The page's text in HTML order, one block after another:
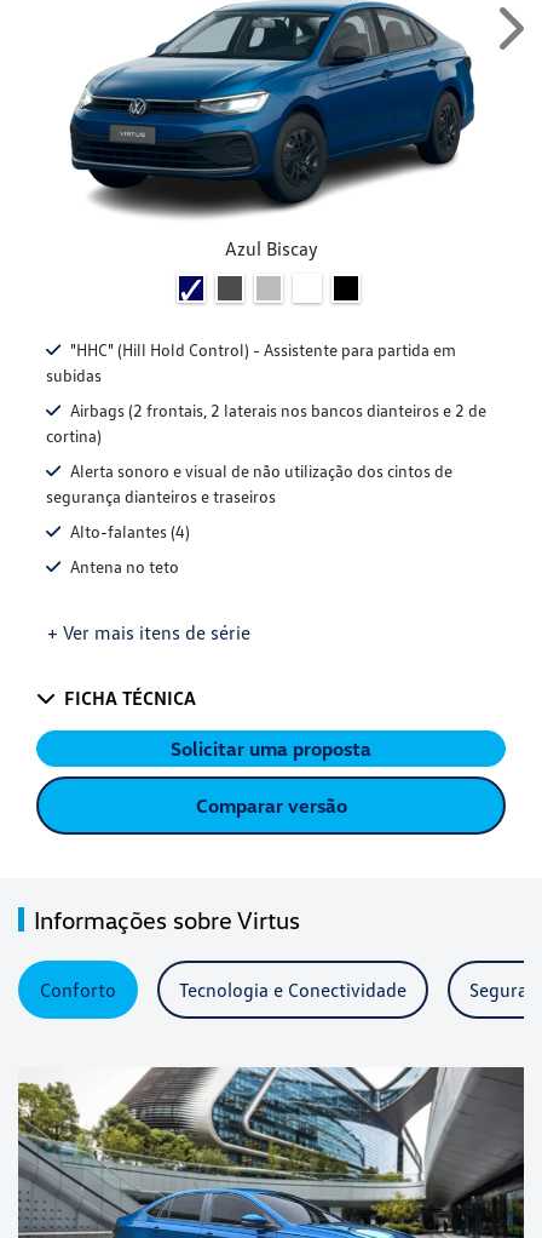
Azul Biscay
"HHC" (Hill Hold Control) - Assistente para partida em
subidas
Airbags (2 frontais, 2 laterais nos bancos dianteiros e 2 de
cortina)
Alerta sonoro e visual de não utilização dos cintos de
segurança dianteiros e traseiros
Alto-falantes (4)
Antena no teto
+ Ver mais itens de série
FICHA TÉCNICA
Solicitar uma proposta
Comparar versão
Informações sobre Virtus
Conforto Tecnologia e Conectividade